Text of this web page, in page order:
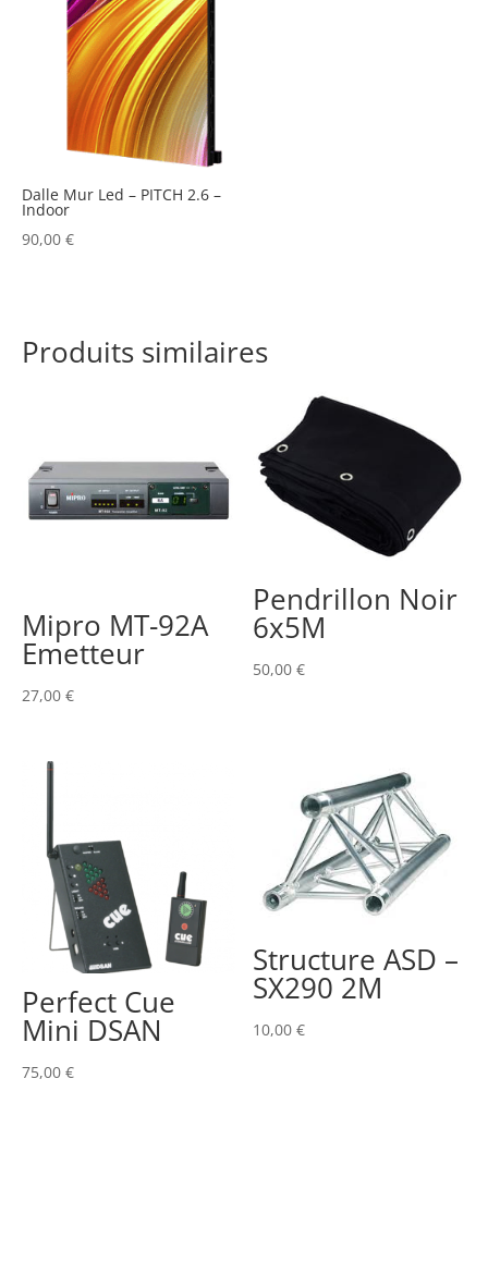
Dalle Mur Led – PITCH 2.6 –
Indoor
90,00 €
Produits similaires
Mipro MT-92A
Emetteur
27,00 €
Pendrillon Noir
6x5M
50,00€
Perfect Cue
Mini DSAN
75,00 €
Structure ASD –
SX290 2M
10,00€